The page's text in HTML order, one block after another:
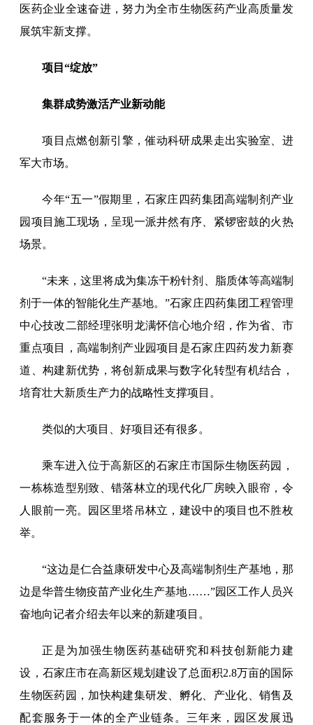
医药企业全速奋进，努力为全市生物医药产业高质量发
展筑牢新支撑。
项目“绽放”
集群成势激活产业新动能
项目点燃创新引擎，催动科研成果走出实验室、进
军大市场。
今年“五一”假期里，石家庄四药集团高端制剂产业
园项目施工现场，呈现一派井然有序、紧锣密鼓的火热
场景。
“未来，这里将成为集冻干粉针剂、脂质体等高端制
剂于一体的智能化生产基地。”石家庄四药集团工程管理
中心技改二部经理张明龙满怀信心地介绍，作为省、市
重点项目，高端制剂产业园项目是石家庄四药发力新赛
道、构建新优势，将创新成果与数字化转型有机结合，
培育壮大新质生产力的战略性支撑项目。
类似的大项目、好项目还有很多。
乘车进入位于高新区的石家庄市国际生物医药园，
一栋栋造型别致、错落林立的现代化厂房映入眼帘，令
人眼前一亮。园区里塔吊林立，建设中的项目也不胜枚
举。
“这边是仁合益康研发中心及高端制剂生产基地，那
边是华普生物疫苗产业化生产基地……”园区工作人员兴
奋地向记者介绍去年以来的新建项目。
正是为加强生物医药基础研究和科技创新能力建
设，石家庄市在高新区规划建设了总面积2.8万亩的国际
生物医药园，加快构建集研发、孵化、产业化、销售及
配套服务于一体的全产业链条。三年来，园区发展迅